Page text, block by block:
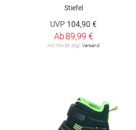
Stiefel
UVP 104,90 €
Ab89,99 €
inkl. MwSt. zzgl. Versand